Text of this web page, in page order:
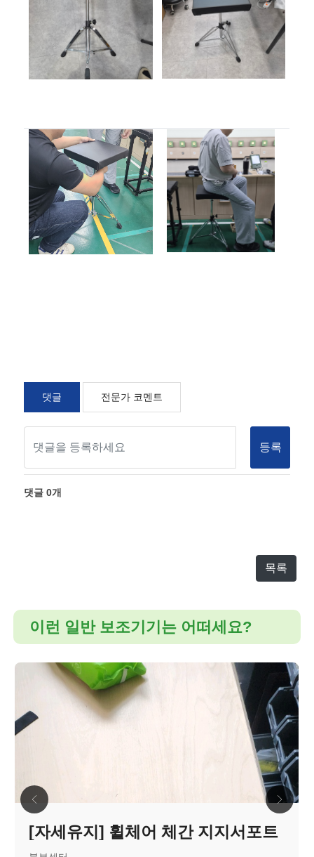
댓글 전문가 코멘트
등록
댓글0개
목록
이런 일반 보조기기는 어떠세요?
[자세유지] 휠체어 체간 지지서포트